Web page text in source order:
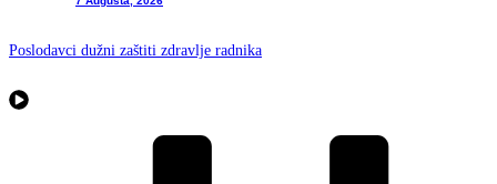
Poslodavci dužni zaštiti zdravlje radnika